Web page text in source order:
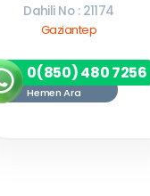
Dahili No : 21174
Gaziantep
0(850) 480 7256
Hemen Ara